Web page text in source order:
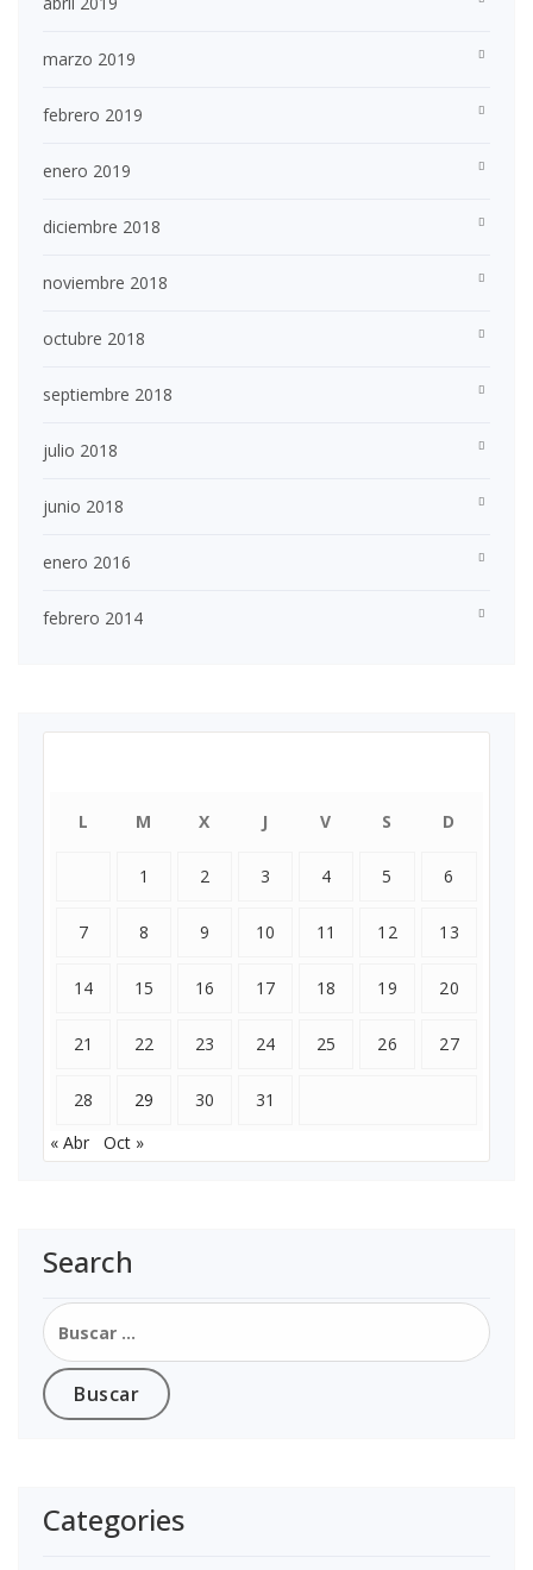
marzo 2019
febrero 2019
enero 2019
diciembre 2018
noviembre 2018
octubre 2018
septiembre 2018
julio 2018
junio 2018
enero 2016
febrero 2014
L M X J V S D
1 2 3 4 5 6
7 8 9 10 11 12 13
14 15 16 17 18 19 20
21 22 23 24 25 26 27
28 29 30
31
« Abr
Oct »
Search
Buscar:
Categories